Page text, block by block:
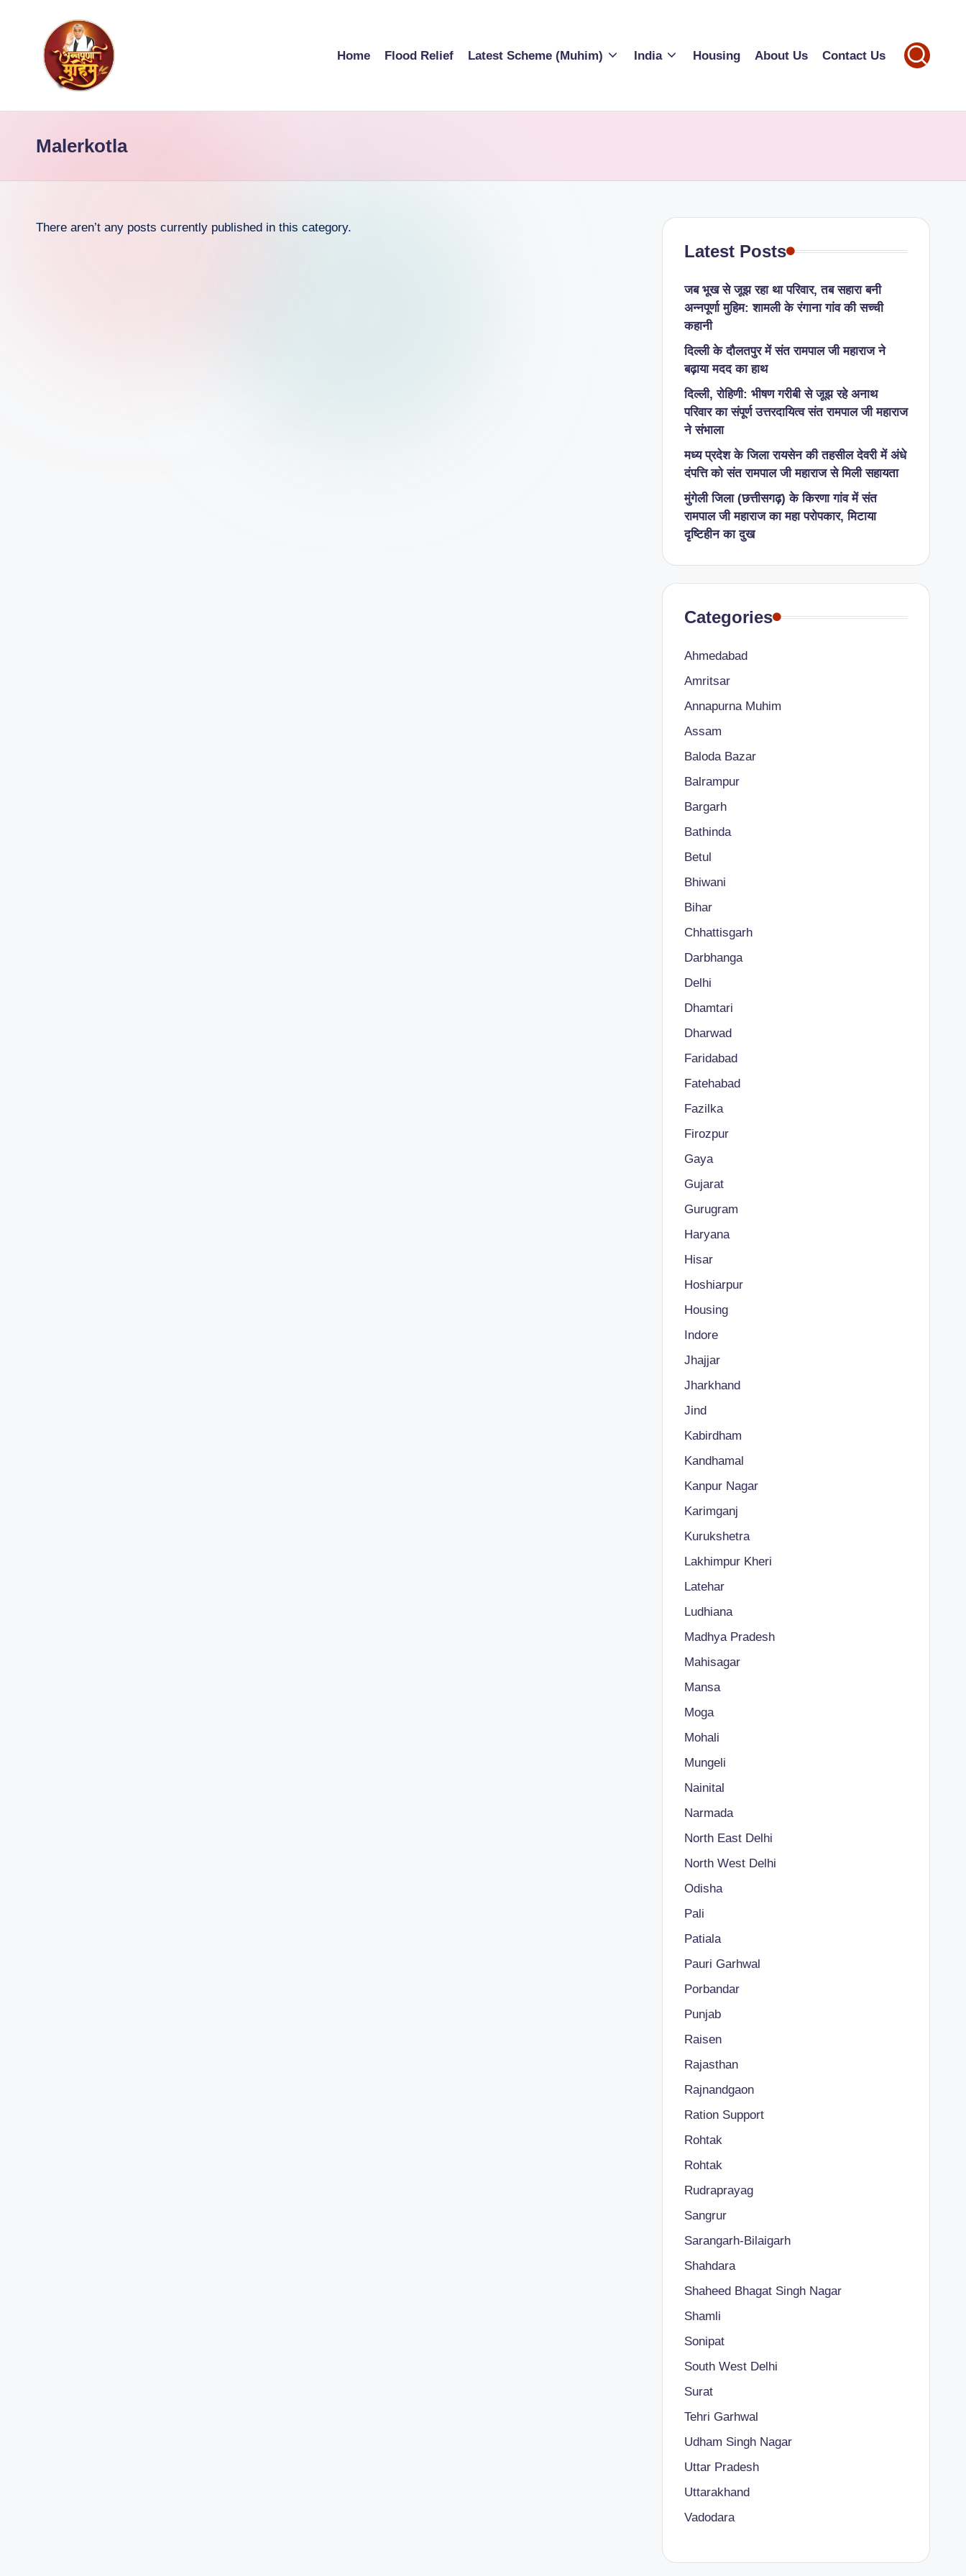
Home Flood Relief Latest Scheme (Muhim) India Housing About Us Contact Us
Malerkotla
There aren’t any posts currently published in this category.
Latest Posts
जब भूख से जूझ रहा था परिवार, तब सहारा बनी
अन्नपूर्णा मुहिम: शामली के रंगाना गांव की सच्ची
कहानी
​दिल्ली के दौलतपुर में संत रामपाल जी महाराज ने
बढ़ाया मदद का हाथ
दिल्ली, रोहिणी: भीषण गरीबी से जूझ रहे अनाथ
परिवार का संपूर्ण उत्तरदायित्व संत रामपाल जी महाराज
ने संभाला
मध्य प्रदेश के जिला रायसेन की तहसील देवरी में अंधे
दंपत्ति को संत रामपाल जी महाराज से मिली सहायता
​मुंगेली जिला (छत्तीसगढ़) के किरणा गांव में संत
रामपाल जी महाराज का महा परोपकार, मिटाया
दृष्टिहीन का दुख
Categories
Ahmedabad
Amritsar
Annapurna Muhim
Assam
Baloda Bazar
Balrampur
Bargarh
Bathinda
Betul
Bhiwani
Bihar
Chhattisgarh
Darbhanga
Delhi
Dhamtari
Dharwad
Faridabad
Fatehabad
Fazilka
Firozpur
Gaya
Gujarat
Gurugram
Haryana
Hisar
Hoshiarpur
Housing
Indore
Jhajjar
Jharkhand
Jind
Kabirdham
Kandhamal
Kanpur Nagar
Karimganj
Kurukshetra
Lakhimpur Kheri
Latehar
Ludhiana
Madhya Pradesh
Mahisagar
Mansa
Moga
Mohali
Mungeli
Nainital
Narmada
North East Delhi
North West Delhi
Odisha
Pali
Patiala
Pauri Garhwal
Porbandar
Punjab
Raisen
Rajasthan
Rajnandgaon
Ration Support
Rohtak
Rohtak
Rudraprayag
Sangrur
Sarangarh-Bilaigarh
Shahdara
Shaheed Bhagat Singh Nagar
Shamli
Sonipat
South West Delhi
Surat
Tehri Garhwal
Udham Singh Nagar
Uttar Pradesh
Uttarakhand
Vadodara